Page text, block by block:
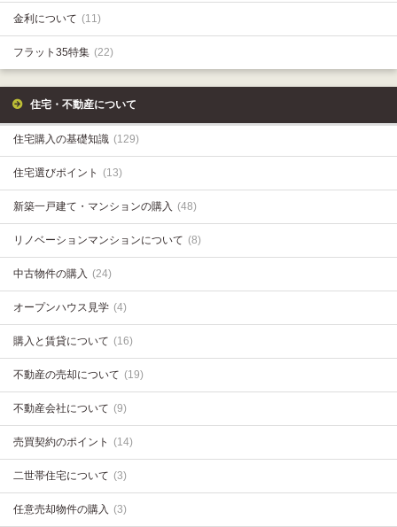
金利について (11)
フラット35特集 (22)
住宅・不動産について
住宅購入の基礎知識 (129)
住宅選びポイント (13)
新築一戸建て・マンションの購入 (48)
リノベーションマンションについて (8)
中古物件の購入 (24)
オープンハウス見学 (4)
購入と賃貸について (16)
不動産の売却について (19)
不動産会社について (9)
売買契約のポイント (14)
二世帯住宅について (3)
任意売却物件の購入 (3)